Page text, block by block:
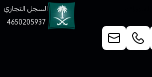
السجل التجاري
4650205937